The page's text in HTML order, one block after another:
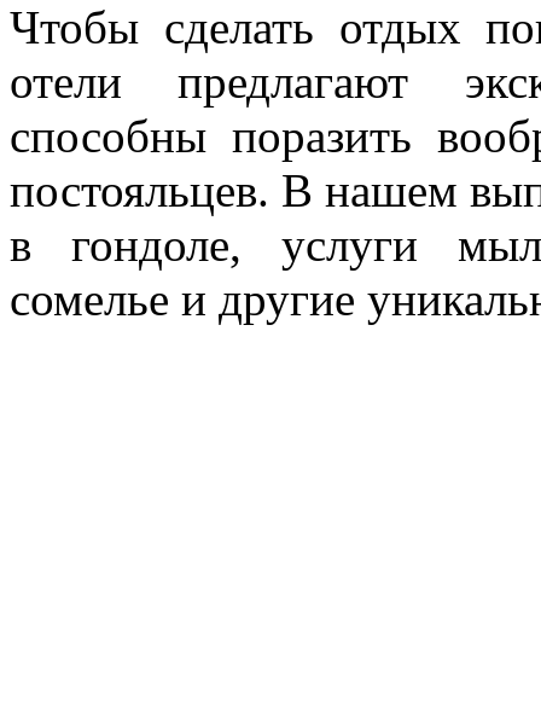
Чтобы сделать отдых
отели предлагают
способны поразить
постояльцев. В нашем
в гондоле, услуги
сомелье и другие